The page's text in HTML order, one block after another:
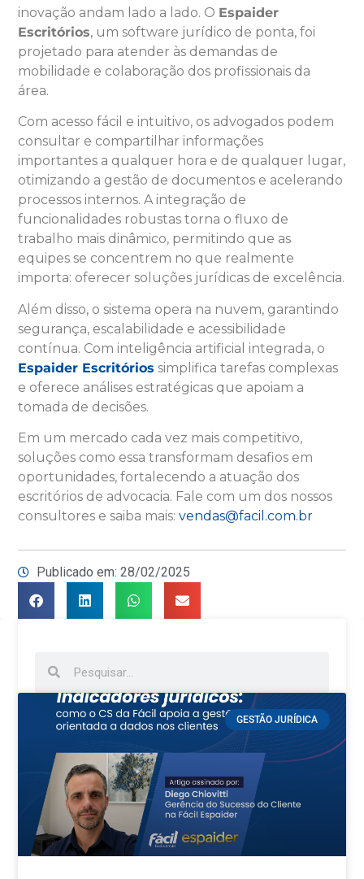
inovação andam lado a lado. O Espaider
Escritórios, um software jurídico de ponta, foi
projetado para atender às demandas de
mobilidade e colaboração dos profissionais da
área.
Com acesso fácil e intuitivo, os advogados podem
consultar e compartilhar informações
importantes a qualquer hora e de qualquer lugar,
otimizando a gestão de documentos e acelerando
processos internos. A integração de
funcionalidades robustas torna o fluxo de
trabalho mais dinâmico, permitindo que as
equipes se concentrem no que realmente
importa: oferecer soluções jurídicas de excelência.
Além disso, o sistema opera na nuvem, garantindo
segurança, escalabilidade e acessibilidade
contínua. Com inteligência artificial integrada, o
Espaider Escritórios simplifica tarefas complexas
e oferece análises estratégicas que apoiam a
tomada de decisões.
Em um mercado cada vez mais competitivo,
soluções como essa transformam desafios em
oportunidades, fortalecendo a atuação dos
escritórios de advocacia. Fale com um dos nossos
consultores e saiba mais:vendas@facil.com.br
Publicado em: 28/02/2025
GESTÃO JURÍDICA